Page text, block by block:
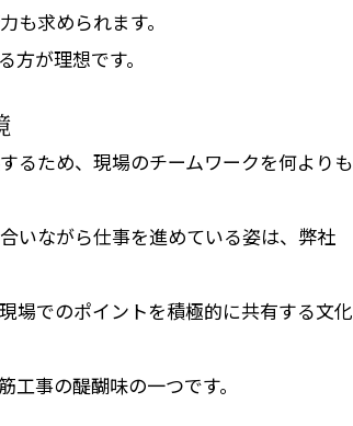
も求められます。
が理想です。
るため、現場のチームワークを何よりも
いながら仕事を進めている姿は、弊社
場でのポイントを積極的に共有する文化
事の醍醐味の一つです。